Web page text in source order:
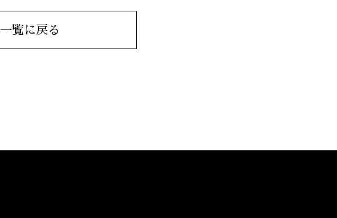
一覧に戻る